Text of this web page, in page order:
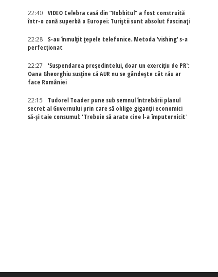
22:40
VIDEO Celebra casă din ”Hobbitul” a fost construită
într-o zonă superbă a Europei: Turiștii sunt absolut fascinați
22:28
S-au înmulțit țepele telefonice. Metoda 'vishing' s-a
perfecționat
22:27
'Suspendarea președintelui, doar un exercițiu de PR':
Oana Gheorghiu susține că AUR nu se gândește cât rău ar
face României
22:15
Tudorel Toader pune sub semnul întrebării planul
secret al Guvernului prin care să oblige giganții economici
să-și taie consumul: 'Trebuie să arate cine l-a împuternicit'